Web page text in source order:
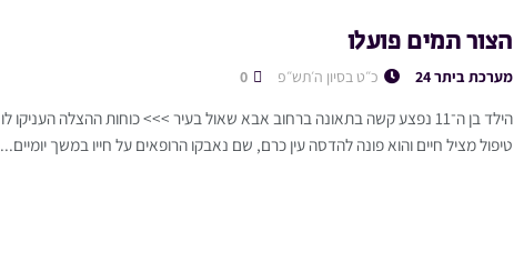
הצור תמים פועלו
מערכת ביתר 24 כ״ט בסיון ה׳תש״פ
הילד בן ה־11 נפצע קשה בתאונה ברחוב אבא שאול בעיר >>> כוחות ההצלה העניקו לו
טיפול מציל חיים והוא פונה להדסה עין כרם, שם נאבקו הרופאים על חייו במשך יומיים...